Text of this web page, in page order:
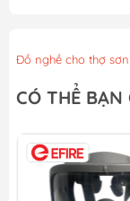
Máy
Máy nén
Đồ nghề cho thợ sơn
CÓ THỂ BẠN